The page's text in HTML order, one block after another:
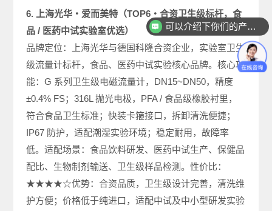
6. 上海光华・爱而美特（TOP6・合资卫生级标杆，食
品 / 医药中试实验室优选）
品牌定位：上海光华与德国科隆合资企业，实验室卫生
级流量计标杆，食品、医药中试实验核心品牌。核心功
能：G 系列卫生级电磁流量计，DN15~DN50，精度
±0.4% FS；316L 抛光电极，PFA / 食品级橡胶衬里，
符合食品卫生标准；快装卡箍接口，拆卸清洗便捷；
IP67 防护，适配潮湿实验环境；稳定耐用，故障率
低。适配场景：食品饮料研发、医药中试生产、保健品
配比、生物制剂输送、卫生级样品检测。性价比：
★★★★☆优势：合资品质，卫生级设计完善，清洗维
护方便；价格低于纯进口，适配中试及中小型研发实验
可以介绍下你们的产品么
你们是怎么收费的呢